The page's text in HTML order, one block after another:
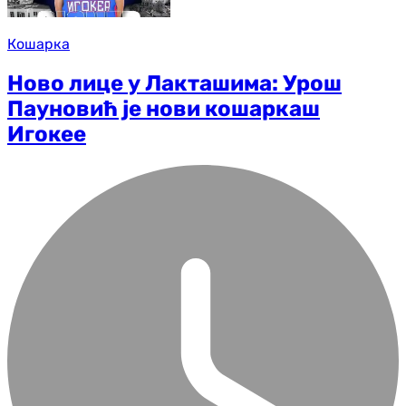
Кошарка
Ново лице у Лакташима: Урош
Пауновић је нови кошаркаш
Игокее